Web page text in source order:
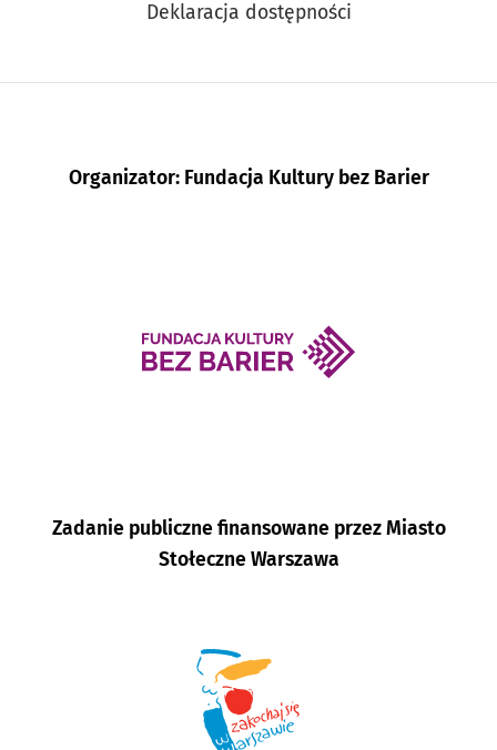
Deklaracja dostępności
Organizator: Fundacja Kultury bez Barier
Zadanie publiczne finansowane przez Miasto
Stołeczne Warszawa